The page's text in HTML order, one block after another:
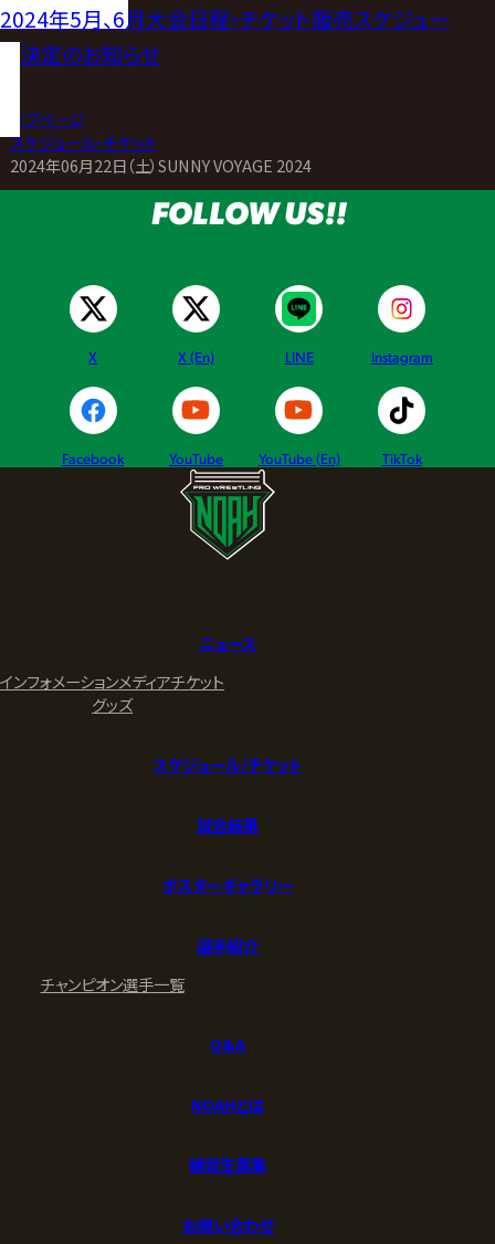
2024年5月、6月大会日程・チケット販売スケジュー
ル決定のお知らせ
トップページ
>スケジュール・チケット
2024年06月22日（土）SUNNY VOYAGE 2024
FOLLOW US!!
X X (En) LINE Instagram
Facebook YouTube YouTube (En) TikTok
ニュース
インフォメーションメディアチケット
グッズ
スケジュール/チケット
試合結果
ポスターギャラリー
選手紹介
チャンピオン選手一覧
Q&A
NOAHとは
練習生募集
お問い合わせ